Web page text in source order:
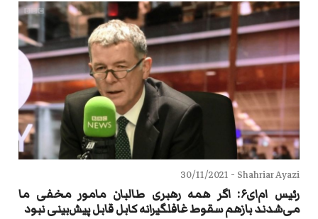
Shahriar Ayazi -
30/11/2021
رئیس ام‌ای۶: اگر همه رهبری طالبان مامور مخفی ما
می‌شدند بازهم سقوط غافلگیرانه کابل قابل پیش‌بینی نبود